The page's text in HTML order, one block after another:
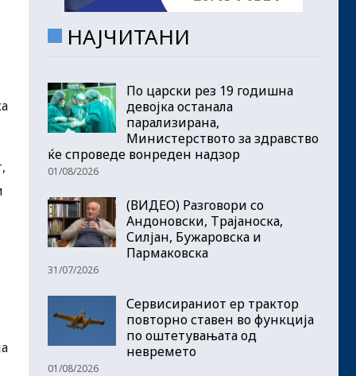
НАЈЧИТАНИ
По царски рез 19 годишна
девојка останала
парализирана,
Министерството за здравство
ќе спроведе вонреден надзор
01/08/2026
(ВИДЕО) Разговори со
Андоновски, Трајаноска,
Силјан, Бужаровска и
Пармаковска
31/07/2026
Сервисираниот ер трактор
повторно ставен во функција
по оштетувањата од
невремето
01/08/2026